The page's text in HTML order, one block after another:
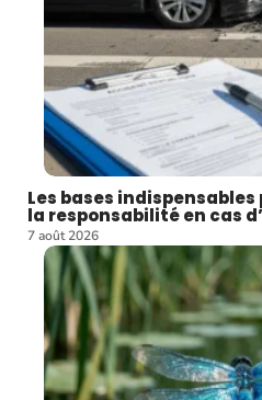
Les bases
la responsabilité en cas
7 août 2026